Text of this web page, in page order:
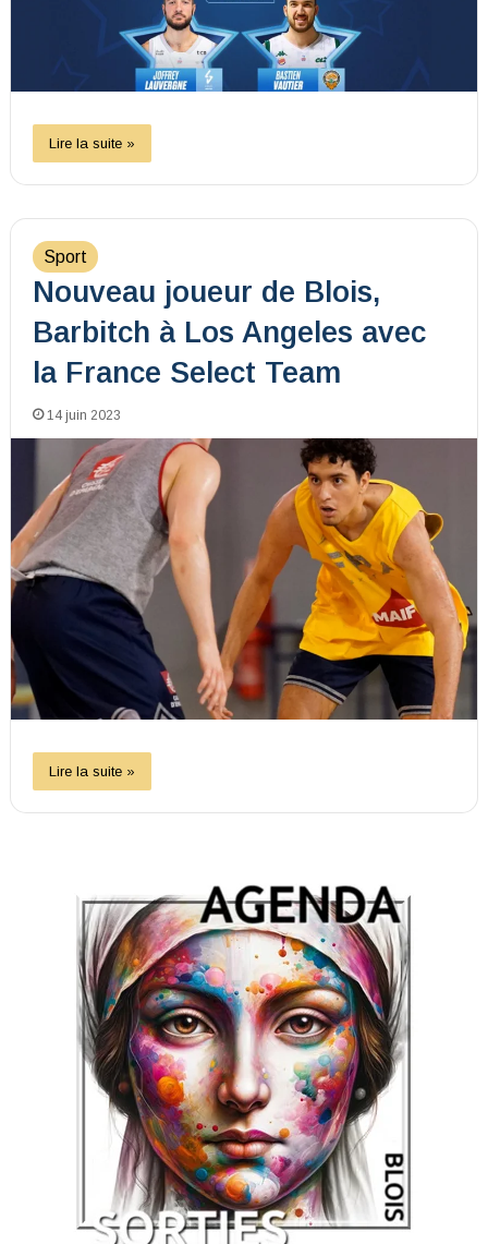
Lire la suite »
Sport
Nouveau joueur de Blois,
Barbitch à Los Angeles avec
la France Select Team
14 juin 2023
Lire la suite »